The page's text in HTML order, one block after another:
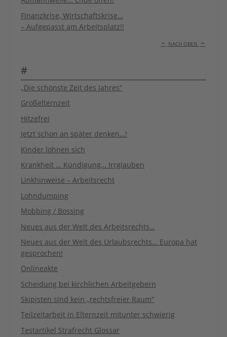
Finanzkrise, Wirtschaftskrise…
– Aufgepasst am Arbeitsplatz!!
NACH OBEN
#
„Die schönste Zeit des Jahres“
Großelternzeit
Hitzefrei
Jetzt schon an später denken…!
Kinder lohnen sich
Krankheit … Kündigung… Irrglauben
Linkhinweise – Arbeitsrecht
Lohndumping
Mobbing / Bossing
Neues aus der Welt des Arbeitsrechts…
Neues aus der Welt des Urlaubsrechts… Europa hat
gesprochen!
Onlineakte
Scheidung bei kirchlichen Arbeitgebern
Skipisten sind kein „rechtsfreier Raum“
Teilzeitarbeit in Elternzeit mitunter schwierig
Testartikel Strafrecht Glossar